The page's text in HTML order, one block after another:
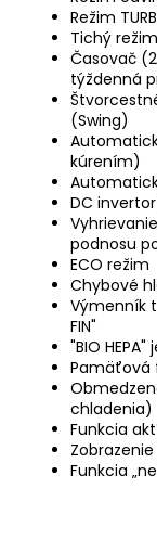
Režim
Tichý režim
Časovač
týždenná
(Swing)
kúrením)
DC
podnosu
ECO režim
Chybové
Výmenník
FIN"
"BIO
Pamäťová
chladenia)
Funkcia
Funkcia